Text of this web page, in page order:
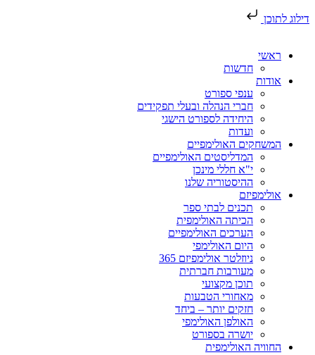
דילוג לתוכן
ראשי
חדשות
אודות
ענפי ספורט
חברי הנהלה ובעלי תפקידים
היחידה לספורט הישגי
ועדות
המשחקים האולימפיים
המדליסטים האולימפיים
י"א חללי מינכן
ההיסטוריה שלנו
אולימפיזם
תכנים לבתי ספר
הכיתה האולימפית
הערכים האולימפיים
היום האולימפי
ניוזלטר אולימפיזם 365
מעורבות חברתית
תוכן מקצועי
מאחורי הטבעות
חזקים יותר – ביחד
האולפן האולימפי
יושרה בספורט
החוויה האולימפית